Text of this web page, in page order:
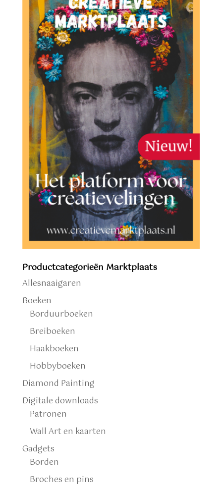
Productcategorieën Marktplaats
Allesnaaigaren
Boeken
Borduurboeken
Breiboeken
Haakboeken
Hobbyboeken
Diamond Painting
Digitale downloads
Patronen
Wall Art en kaarten
Gadgets
Borden
Broches en pins